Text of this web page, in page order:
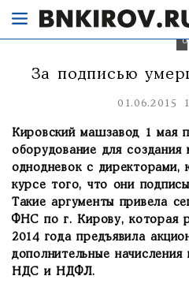
За подписью
01.06.2015
Кировский машзавод 1 мая
оборудование для
однодневок с
курсе того, что они
Такие аргументы привела
ФНС по г. Кирову, которая
2014 года предъявила
дополнительные
НДС и НДФЛ.